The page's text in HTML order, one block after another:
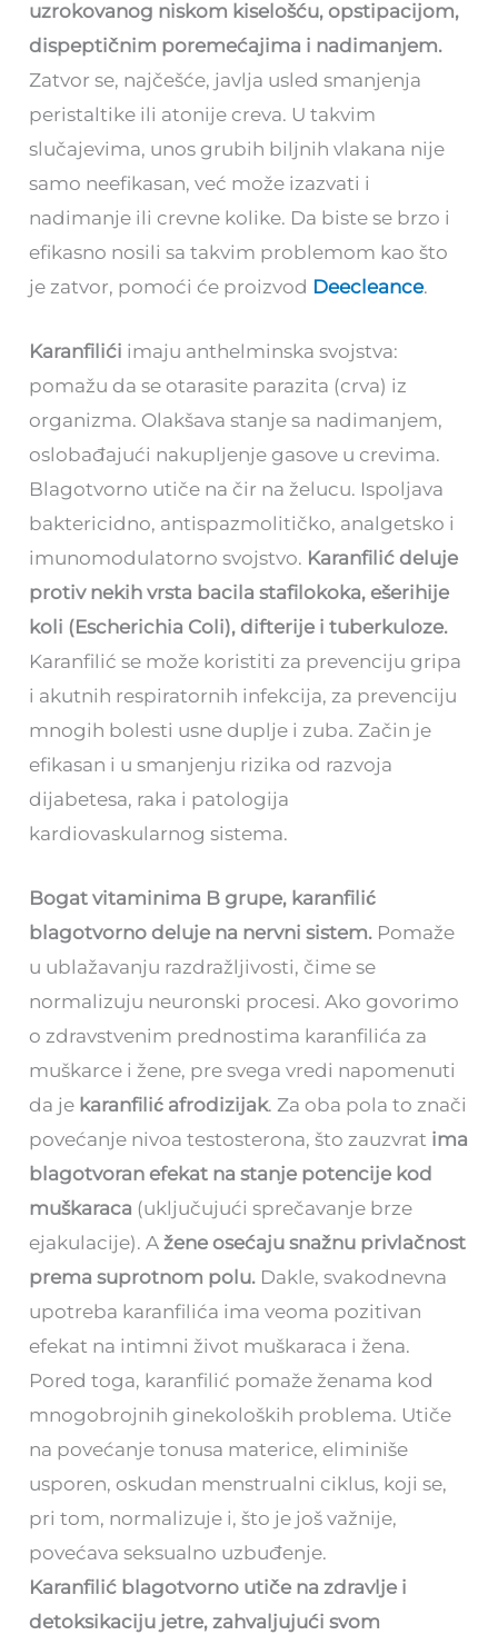
uzrokovanog niskom kiselošću, opstipacijom,
dispeptičnim poremećajima i nadimanjem.
Zatvor se, najčešće, javlja usled smanjenja
peristaltike ili atonije creva. U takvim
slučajevima, unos grubih biljnih vlakana nije
samo neefikasan, već može izazvati i
nadimanje ili crevne kolike. Da biste se brzo i
efikasno nosili sa takvim problemom kao što
je zatvor, pomoći će proizvod Deecleance.
Karanfilići imaju anthelminska svojstva:
pomažu da se otarasite parazita (crva) iz
organizma. Olakšava stanje sa nadimanjem,
oslobađajući nakupljenje gasove u crevima.
Blagotvorno utiče na čir na želucu. Ispoljava
baktericidno, antispazmolitičko, analgetsko i
imunomodulatorno svojstvo. Karanfilić deluje
protiv nekih vrsta bacila stafilokoka, ešerihije
koli (Escherichia Coli), difterije i tuberkuloze.
Karanfilić se može koristiti za prevenciju gripa
i akutnih respiratornih infekcija, za prevenciju
mnogih bolesti usne duplje i zuba. Začin je
efikasan i u smanjenju rizika od razvoja
dijabetesa, raka i patologija
kardiovaskularnog sistema.
Bogat vitaminima B grupe, karanfilić
blagotvorno deluje na nervni sistem. Pomaže
u ublažavanju razdražljivosti, čime se
normalizuju neuronski procesi. Ako govorimo
o zdravstvenim prednostima karanfilića za
muškarce i žene, pre svega vredi napomenuti
da je karanfilić afrodizijak. Za oba pola to znači
povećanje nivoa testosterona, što zauzvrat ima
blagotvoran efekat na stanje potencije kod
muškaraca (uključujući sprečavanje brze
ejakulacije). Ažene osećaju snažnu privlačnost
prema suprotnom polu. Dakle, svakodnevna
upotreba karanfilića ima veoma pozitivan
efekat na intimni život muškaraca i žena.
Pored toga, karanfilić pomaže ženama kod
mnogobrojnih ginekoloških problema. Utiče
na povećanje tonusa materice, eliminiše
usporen, oskudan menstrualni ciklus, koji se,
pri tom, normalizuje i, što je još važnije,
povećava seksualno uzbuđenje.
Karanfilić blagotvorno utiče na zdravlje i
detoksikaciju jetre, zahvaljujući svom